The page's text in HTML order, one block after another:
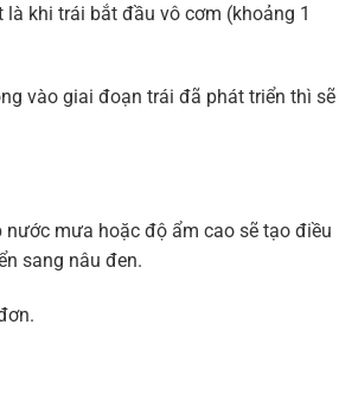
khi trái bắt đầu vô cơm (khoảng 1
vào giai đoạn trái đã phát triển thì sẽ
mưa hoặc độ ẩm cao sẽ tạo điều
sang nâu đen.